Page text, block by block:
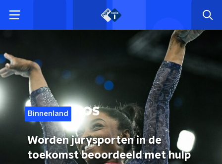
Binnenland
Worden jurysporten in de
toekomst beoordeeld met hulp